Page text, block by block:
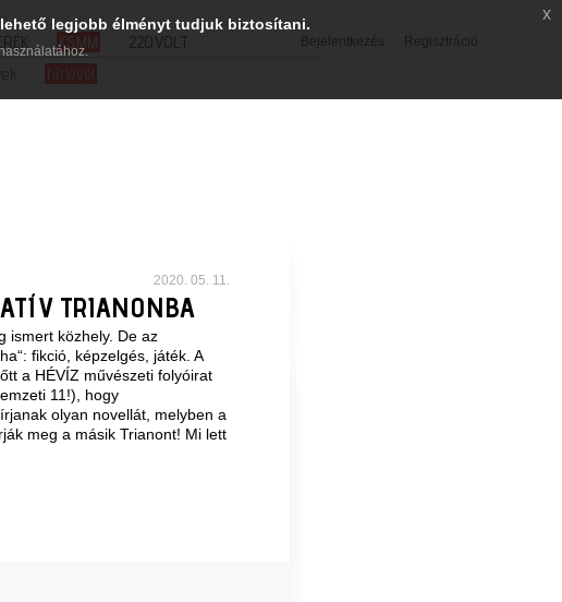
Bejelentkezés Regisztráció
KSMM
220VOLT
hírlevél
2020. 05. 11.
TRIANONBA
ismert közhely. De az
fikció, képzelgés, játék. A
a HÉVÍZ művészeti folyóirat
11!), hogy
olyan novellát, melyben a
meg a másik Trianont! Mi lett
legjobb élményt tudjuk biztosítani.
x